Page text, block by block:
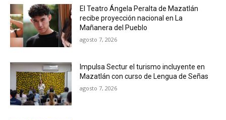
El Teatro Ángela Peralta de Mazatlán
recibe proyección nacional en La
Mañanera del Pueblo
agosto 7, 2026
Impulsa Sectur el turismo incluyente en
Mazatlán con curso de Lengua de Señas
agosto 7, 2026